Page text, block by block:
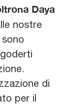
Daya
nostre
di
per il